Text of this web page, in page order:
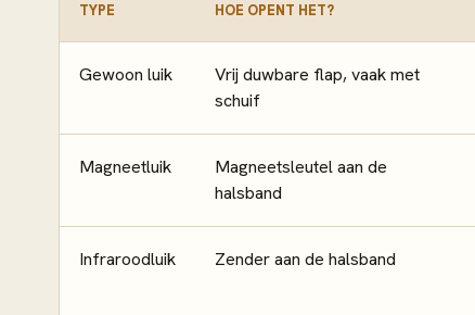
TYPE HOE OPENT HET?
Gewoon luik
Vrij duwbare flap, vaak met
schuif
Magneetluik
Magneetsleutel aan de
halsband
Infraroodluik Zender aan de halsband